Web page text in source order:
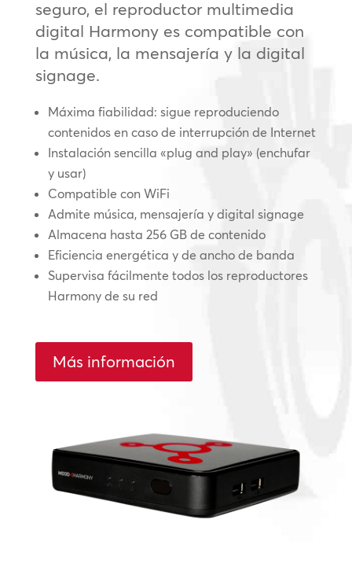
seguro, el reproductor multimedia
digital Harmony es compatible con
la música, la mensajería y la digital
signage.
Máxima fiabilidad: sigue reproduciendo
contenidos en caso de interrupción de Internet
Instalación sencilla «plug and play» (enchufar
y usar)
Compatible con WiFi
Admite música, mensajería y digital signage
Almacena hasta 256 GB de contenido
Eficiencia energética y de ancho de banda
Supervisa fácilmente todos los reproductores
Harmony de su red
Más información